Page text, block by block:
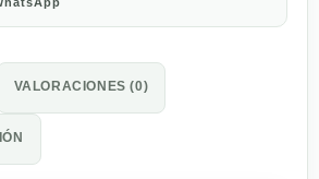
VALORACIONES (0)